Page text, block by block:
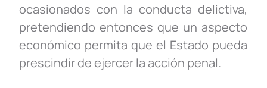
ocasionados con la conducta delictiva,
pretendiendo entonces que un aspecto
económico permita que el Estado pueda
prescindir de ejercer la acción penal.